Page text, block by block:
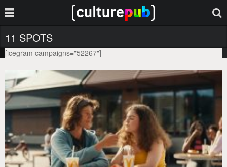
11 SPOTS
[icegram campaigns="52267"]